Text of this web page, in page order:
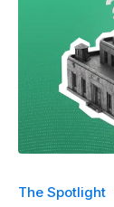
The Spotlight